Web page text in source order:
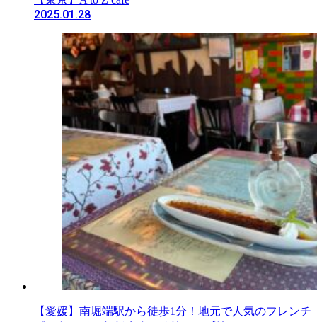
2025.01.28
【愛媛】南堀端駅から徒歩1分！地元で人気のフレンチ